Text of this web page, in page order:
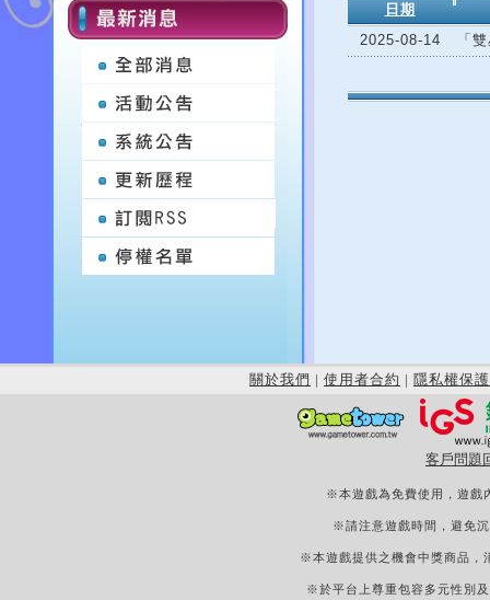
日期
2025-08-14
「
關於我們 | 使用者合約 | 隱私權保護
客戶問題
※本遊戲為免費使用，遊戲
※請注意遊戲時間，避免
※本遊戲提供之機會中獎商品，
※於平台上尊重包容多元性別